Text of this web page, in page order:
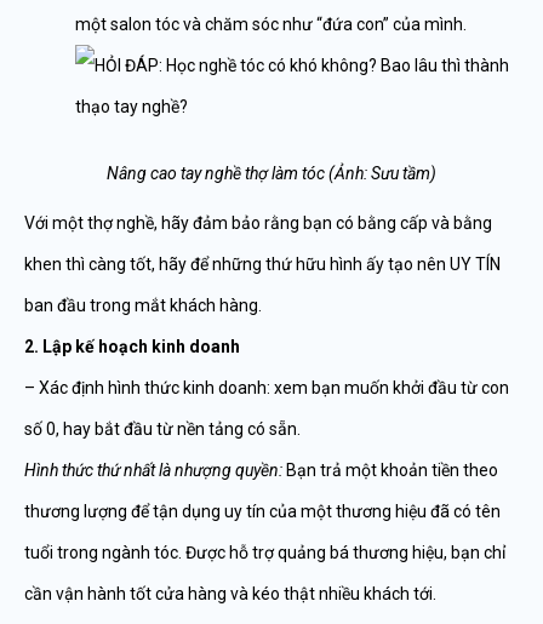
một salon tóc và chăm sóc như “đứa con” của mình.
Nâng cao tay nghề thợ làm tóc (Ảnh: Sưu tầm)
Với một thợ nghề, hãy đảm bảo rằng bạn có bằng cấp và bằng
khen thì càng tốt, hãy để những thứ hữu hình ấy tạo nên UY TÍN
ban đầu trong mắt khách hàng.
2. Lập kế hoạch kinh doanh
– Xác định hình thức kinh doanh: xem bạn muốn khởi đầu từ con
số 0, hay bắt đầu từ nền tảng có sẵn.
Hình thức thứ nhất là nhượng quyền: Bạn trả một khoản tiền theo
thương lượng để tận dụng uy tín của một thương hiệu đã có tên
tuổi trong ngành tóc. Được hỗ trợ quảng bá thương hiệu, bạn chỉ
cần vận hành tốt cửa hàng và kéo thật nhiều khách tới.